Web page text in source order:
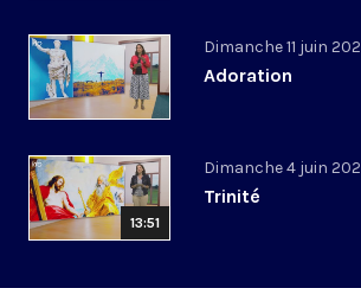
Dimanche 11 juin
Adoration
13:51
Dimanche 4 juin
Trinité